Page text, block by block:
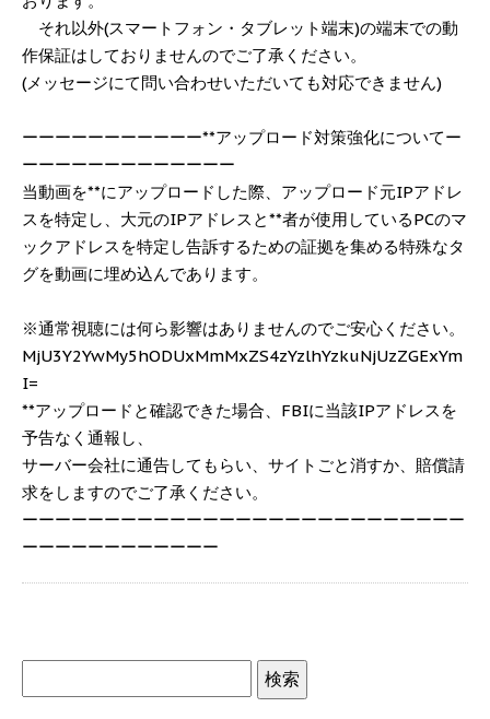
それ以外(スマートフォン・タブレット端末)の端末での動
作保証はしておりませんのでご了承ください。
(メッセージにて問い合わせいただいても対応できません)
ーーーーーーーーーーー**アップロード対策強化についてー
ーーーーーーーーーーーーー
当動画を**にアップロードした際、アップロード元IPアドレ
スを特定し、大元のIPアドレスと**者が使用しているPCのマ
ックアドレスを特定し告訴するための証拠を集める特殊なタ
グを動画に埋め込んであります。
※通常視聴には何ら影響はありませんのでご安心ください。
MjU3Y2YwMy5hODUxMmMxZS4zYzlhYzkuNjUzZGExYm
I=
**アップロードと確認できた場合、FBIに当該IPアドレスを
予告なく通報し、
サーバー会社に通告してもらい、サイトごと消すか、賠償請
求をしますのでご了承ください。
ーーーーーーーーーーーーーーーーーーーーーーーーーーー
ーーーーーーーーーーーー